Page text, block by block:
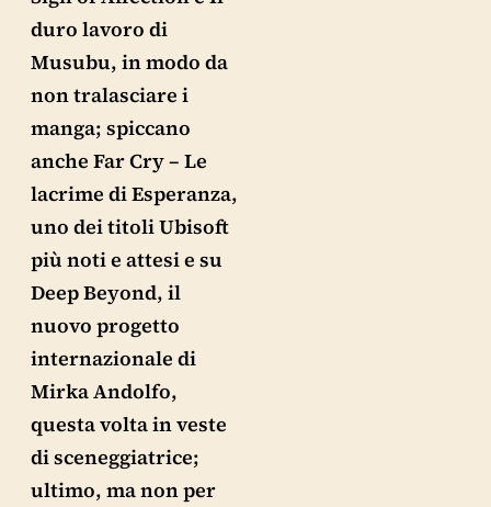
duro lavoro di
Musubu, in modo da
non tralasciare i
manga; spiccano
anche Far Cry – Le
lacrime di Esperanza,
uno dei titoli Ubisoft
più noti e attesi e su
Deep Beyond, il
nuovo progetto
internazionale di
Mirka Andolfo,
questa volta in veste
di sceneggiatrice;
ultimo, ma non per